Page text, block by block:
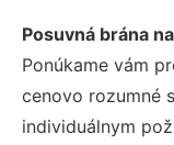
Posuvná brána
Ponúkame vám
cenovo rozumné
individuálnym